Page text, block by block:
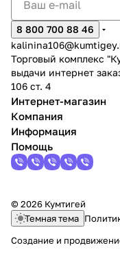
8 800 700 88 46
Торговый комплекс
выдачи интернет
106 ст. 4
Интернет-магазин
Компания
Информация
Помощь
© 2026 Кумтигей
Темная тема
Создание и